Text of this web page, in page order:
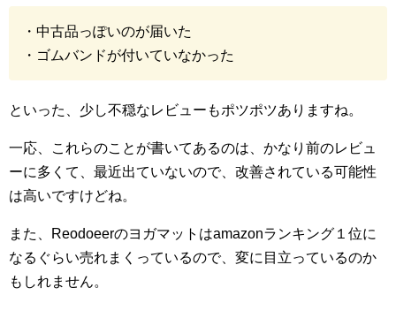
・中古品っぽいのが届いた
・ゴムバンドが付いていなかった
といった、少し不穏なレビューもポツポツありますね。
一応、これらのことが書いてあるのは、かなり前のレビュ
ーに多くて、最近出ていないので、改善されている可能性
は高いですけどね。
また、Reodoeerのヨガマットはamazonランキング１位に
なるぐらい売れまくっているので、変に目立っているのか
もしれません。